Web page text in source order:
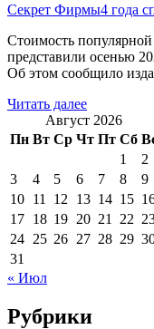
Секрет Фирмы4 года
Стоимость
представили осенью
Об этом сообщило
Читать далее
Август 2026
Пн Вт Ср Чт Пт Сб
1
2
3
4 5 6 7 8
9
10 11 12 13 14 15
17 18 19 20 21 22
24 25 26 27 28 29
31
« Июл
Рубрики